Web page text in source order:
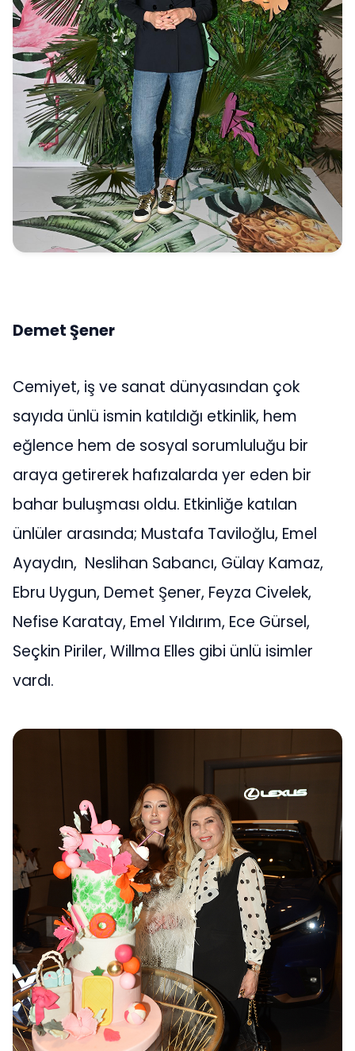
Demet Şener
Cemiyet, iş ve sanat dünyasından çok
sayıda ünlü ismin katıldığı etkinlik, hem
eğlence hem de sosyal sorumluluğu bir
araya getirerek hafızalarda yer eden bir
bahar buluşması oldu. Etkinliğe katılan
ünlüler arasında; Mustafa Taviloğlu, Emel
Ayaydın, Neslihan Sabancı, Gülay Kamaz,
Ebru Uygun, Demet Şener, Feyza Civelek,
Nefise Karatay, Emel Yıldırım, Ece Gürsel,
Seçkin Piriler, Willma Elles gibi ünlü isimler
vardı.